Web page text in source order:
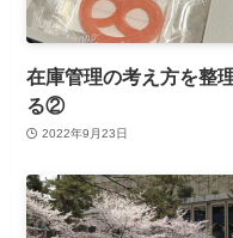
在庫管理の考え方を整
る②
2022年9月23日